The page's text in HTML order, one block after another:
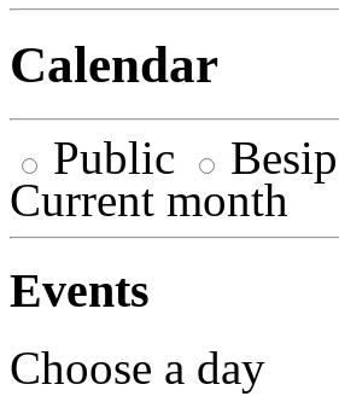
Calendar
Public Besip
Current month
Events
Choose a day